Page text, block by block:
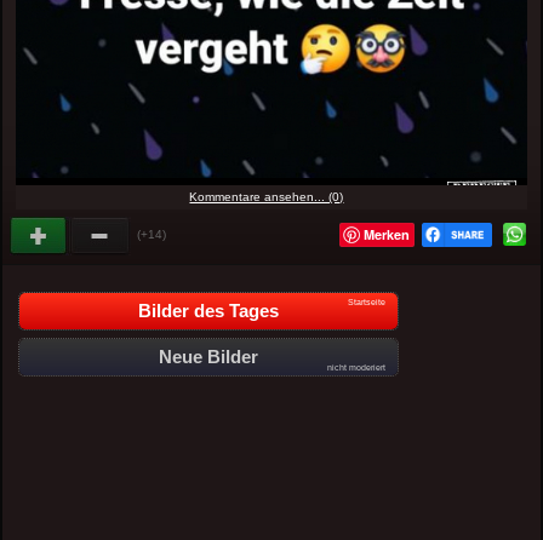
Kommentare ansehen... (0)
(+14) Merken
Bilder des Tages Startseite
Neue Bilder
nicht moderiert